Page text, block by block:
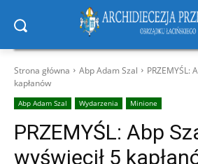
Strona główna Abp Adam Szal
PRZEMYŚL:
kapłanów
Abp Adam Szal Wydarzenia Minione
PRZEMYŚL: Abp
wyświęcił 5